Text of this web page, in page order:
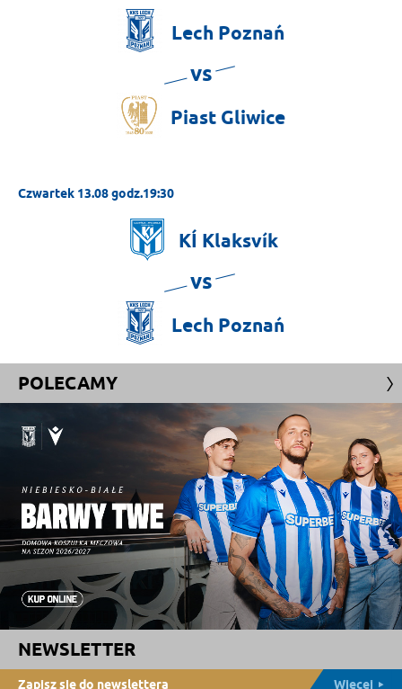
Lech Poznań
vs
Piast Gliwice
Czwartek 13.08 godz.19:30
KÍ Klaksvík
vs
Lech Poznań
POLECAMY
NEWSLETTER
Zapisz się do newslettera Więcej